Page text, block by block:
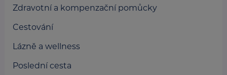
Zdravotní a kompenzační pomůcky
Cestování
Lázně a wellness
Poslední cesta